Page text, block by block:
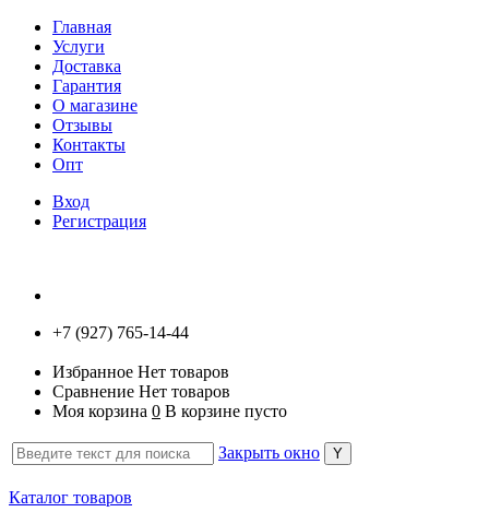
Главная
Услуги
Доставка
Гарантия
О магазине
Отзывы
Контакты
Опт
Вход
Регистрация
+7 (927) 765-14-44
Избранное Нет товаров
Сравнение Нет товаров
Моя корзина 0 В корзине пусто
Закрыть окно
Каталог товаров